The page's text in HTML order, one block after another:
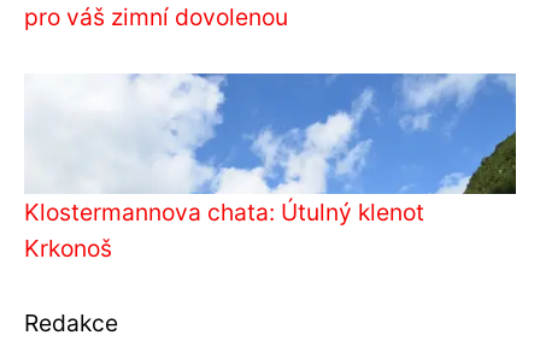
pro váš zimní dovolenou
Klostermannova chata: Útulný klenot
Krkonoš
Redakce